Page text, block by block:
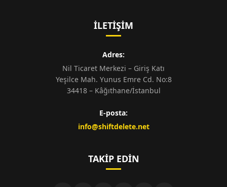
İLETIŞIM
Adres:
Nil Ticaret Merkezi – Giriş Katı
Yeşilce Mah. Yunus Emre Cd. No:8
34418 – Kâğıthane/İstanbul
E-posta:
info@shiftdelete.net
TAKIP EDIN